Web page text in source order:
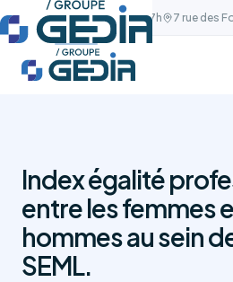
Aller au contenu principal
Lun–Ven 9h-12h / 13h-17h 7 rue des
d'électricité
et
de
gaz
verte
GEDIA
Territoire
Fournisseur
Index égalité
entre les femmes
hommes au sein
SEML.